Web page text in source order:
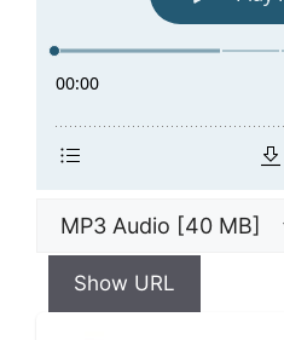
Show URL